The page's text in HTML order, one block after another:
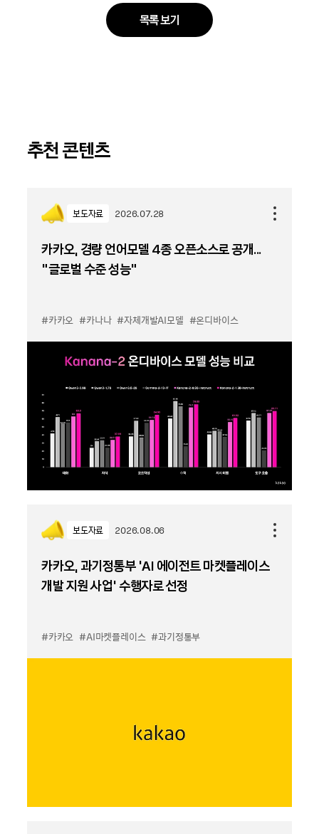
목록 보기
추천 콘텐츠
보도자료 2026.07.28
카카오, 경량 언어모델 4종 오픈소스로 공개...
“글로벌 수준 성능”
#카카오 #카나나 #자체개발AI모델 #온디바이스
보도자료 2026.08.06
카카오, 과기정통부 ‘AI 에이전트 마켓플레이스
개발 지원 사업’ 수행자로 선정
#카카오 #AI마켓플레이스 #과기정통부